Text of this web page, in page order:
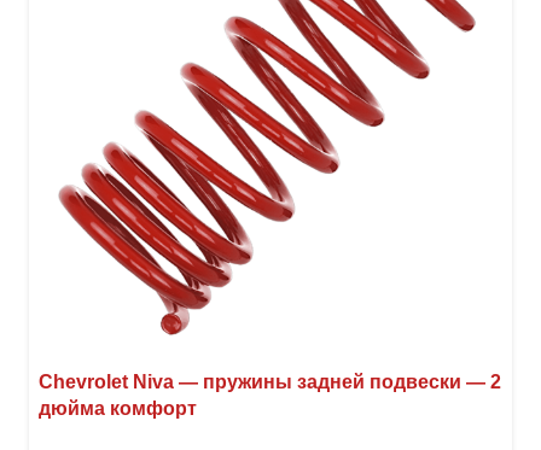
Chevrolet Niva — пружины задней подвески — 2
дюйма комфорт